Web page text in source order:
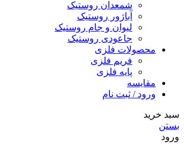
شمعدان روستیک
آباژور روستیک
لیوان و جام روستیک
جاعودی روستیک
محصولات فلزی
فریم فلزی
پایه فلزی
مقایسه
ورود / ثبت نام
سبد خرید
بستن
ورود